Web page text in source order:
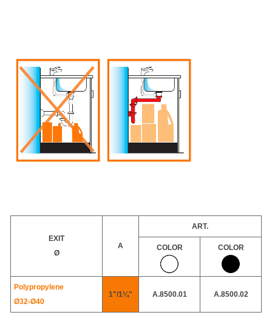
EXIT
Ø
A
ART.
COLOR COLOR
Polypropylene
Ø32-Ø40
1"/1¼" A.8500.01 A.8500.02